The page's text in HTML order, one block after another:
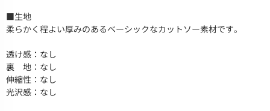
■生地
柔らかく程よい厚みのあるベーシックなカットソー素材です。
透け感：なし
裏 地：なし
伸縮性：なし
光沢感：なし